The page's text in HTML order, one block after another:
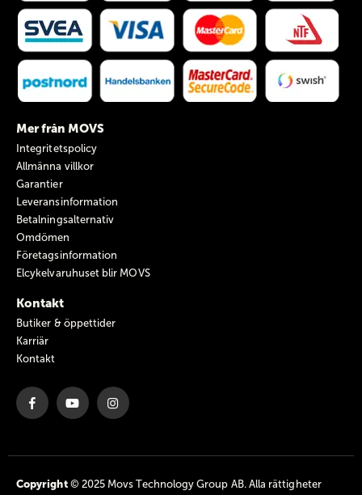
Mer från MOVS
Integritetspolicy
Allmänna villkor
Garantier
Leveransinformation
Betalningsalternativ
Omdömen
Företagsinformation
Elcykelvaruhuset blir MOVS
Kontakt
Butiker & öppettider
Karriär
Kontakt
Copyright© 2025 Movs Technology Group AB. Alla rättigheter